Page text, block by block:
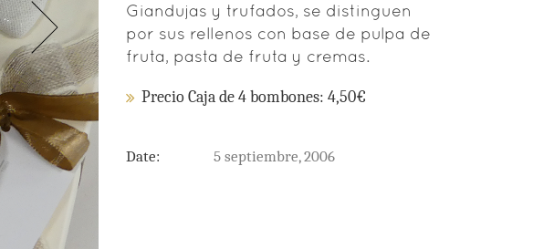
Giandujas y trufados, se distinguen
por sus rellenos con base de pulpa de
fruta, pasta de fruta y cremas.
Precio Caja de 4 bombones: 4,50€
Date: 5 septiembre, 2006